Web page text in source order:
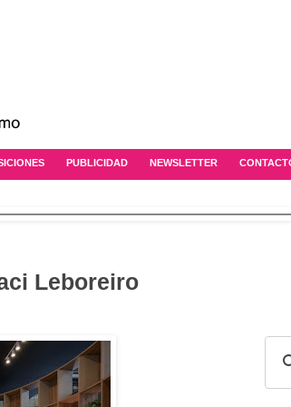
PUBLICIDAD NEWSLETTER
Leboreiro